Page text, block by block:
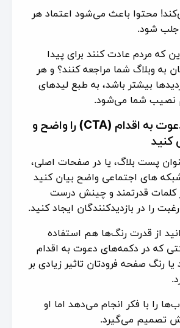
محتوا باعث می‌شود اعتماد هر
جلب شود.
که مردم عادت کنند برای پیدا
به وبلاگ شما مراجعه کنند؟ و هر
بیشتر باشد، به طبع لیدهای
نصیب شما می‌شود.
دکمه‌های دعوت به اقدام (CTA) را واضح و
کنید
پست بلاگ، یا در صفحات اصلی،
های اجتماعی واضح بیان کنید
کلمات قدرتمند و چینش درست
را در بازدیدکنندگان ایجاد کنید.
از قدرت رنگ‌ها هم استفاده
که در دکمه‌های دعوت به اقدام
رنگ صفحه فرودتان تاثیر زیادی بر
را با فکر انجام می‌دهد اما او
تصمیم می‌گیرد.